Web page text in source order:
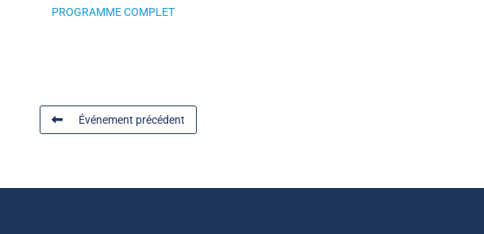
PROGRAMME COMPLET
Événement précédent